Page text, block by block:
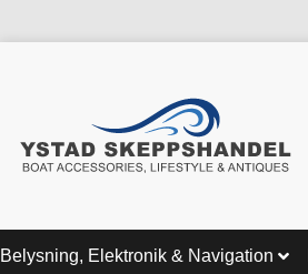
Belysning, Elektronik & Navigation